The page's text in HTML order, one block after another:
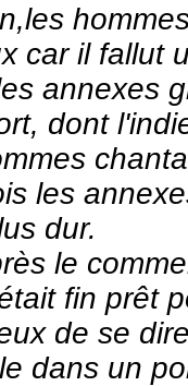
car il fallut
annexes
dont
les
dur.
le
fin prêt
de se
dans un